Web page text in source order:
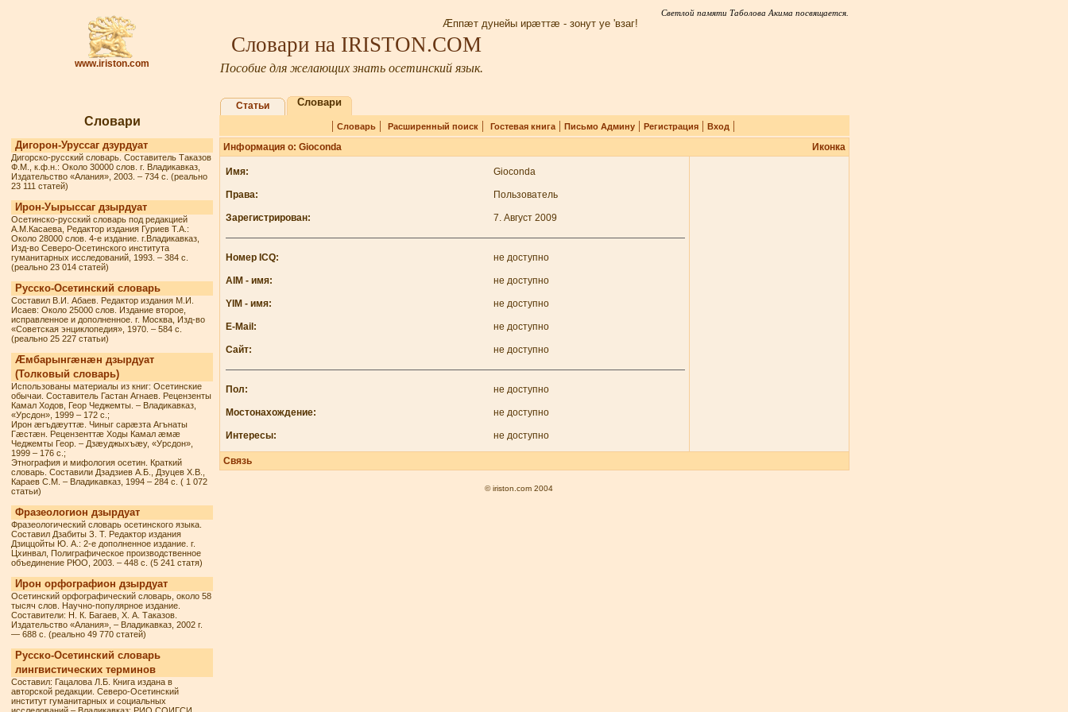
www.iriston.com
Светлой памяти Таболова Акима посвящается.
Æппæт дунейы ирæттæ - зонут уе 'взаг!
Словари на IRISTON.COM
Пособие для желающих знать осетинский язык.
Словари
Дигорон-Уруссаг дзурдуат
Дигорско-русский словарь. Составитель Таказов
Ф.М., к.ф.н.: Около 30000 слов. г. Владикавказ,
Издательство «Алания», 2003. – 734 с. (реально
23 111 статей)
Ирон-Уырыссаг дзырдуат
Осетинско-русский словарь под редакцией
А.М.Касаева, Редактор издания Гуриев Т.А.:
Около 28000 слов. 4-е издание. г.Владикавказ,
Изд-во Северо-Осетинского института
гуманитарных исследований, 1993. – 384 с.
(реально 23 014 статей)
Русско-Осетинский словарь
Составил В.И. Абаев. Редактор издания М.И.
Исаев: Около 25000 слов. Издание второе,
исправленное и дополненное. г. Москва, Изд-во
«Советская энциклопедия», 1970. – 584 с.
(реально 25 227 статьи)
Æмбарынгæнæн дзырдуат
(Толковый словарь)
Использованы материалы из книг: Осетинские
обычаи. Составитель Гастан Агнаев. Рецензенты
Камал Ходов, Геор Чеджемты. – Владикавказ,
«Урсдон», 1999 – 172 с.;
Ирон æгъдæуттæ. Чиныг сарæзта Агънаты
Гæстæн. Рецензенттæ Ходы Камал æмæ
Чеджемты Геор. – Дзæуджыхъæу, «Урсдон»,
1999 – 176 с.;
Этнография и мифология осетин. Краткий
словарь. Составили Дзадзиев А.Б., Дзуцев Х.В.,
Караев С.М. – Владикавказ, 1994 – 284 с. ( 1 072
статьи)
Фразеологион дзырдуат
Фразеологический словарь осетинского языка.
Составил Дзабиты З. Т. Редактор издания
Дзиццойты Ю. А.: 2-е дополненное издание. г.
Цхинвал, Полиграфическое производственное
объединение РЮО, 2003. – 448 с. (5 241 статя)
Ирон орфографион дзырдуат
Осетинский орфографический словарь, около 58
тысяч слов. Научно-популярное издание.
Составители: Н. К. Багаев, Х. А. Таказов.
Издательство «Алания», – Владикавказ, 2002 г.
— 688 с. (реально 49 770 статей)
Русско-Осетинский словарь
лингвистических терминов
Составил: Гацалова Л.Б. Книга издана в
авторской редакции. Северо-Осетинский
институт гуманитарных и социальных
Статьи Словари
| Словарь| Расширенный поиск| Гостевая книга| Письмо Админу| Регистрация| Вход |
Информация о: Gioconda Иконка
Имя: Gioconda
Права: Пользователь
Зарегистрирован: 7. Август 2009
Номер ICQ: не доступно
AIM - имя: не доступно
YIM - имя: не доступно
E-Mail: не доступно
Сайт: не доступно
Пол: не доступно
Мостонахождение: не доступно
Интересы: не доступно
Связь
© iriston.com 2004